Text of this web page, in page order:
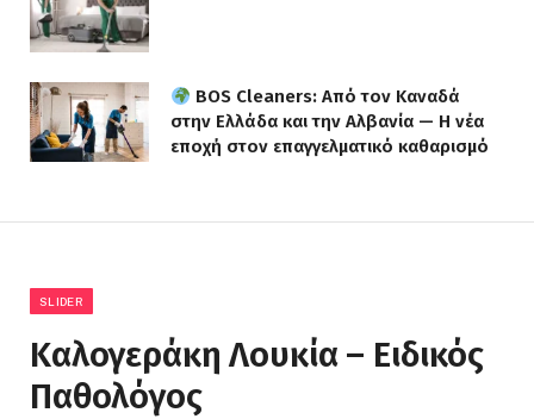
BOS Cleaners: Από τον Καναδά
στην Ελλάδα και την Αλβανία — Η νέα
εποχή στον επαγγελματικό καθαρισμό
SLIDER
Καλογεράκη Λουκία – Ειδικός
Παθολόγος